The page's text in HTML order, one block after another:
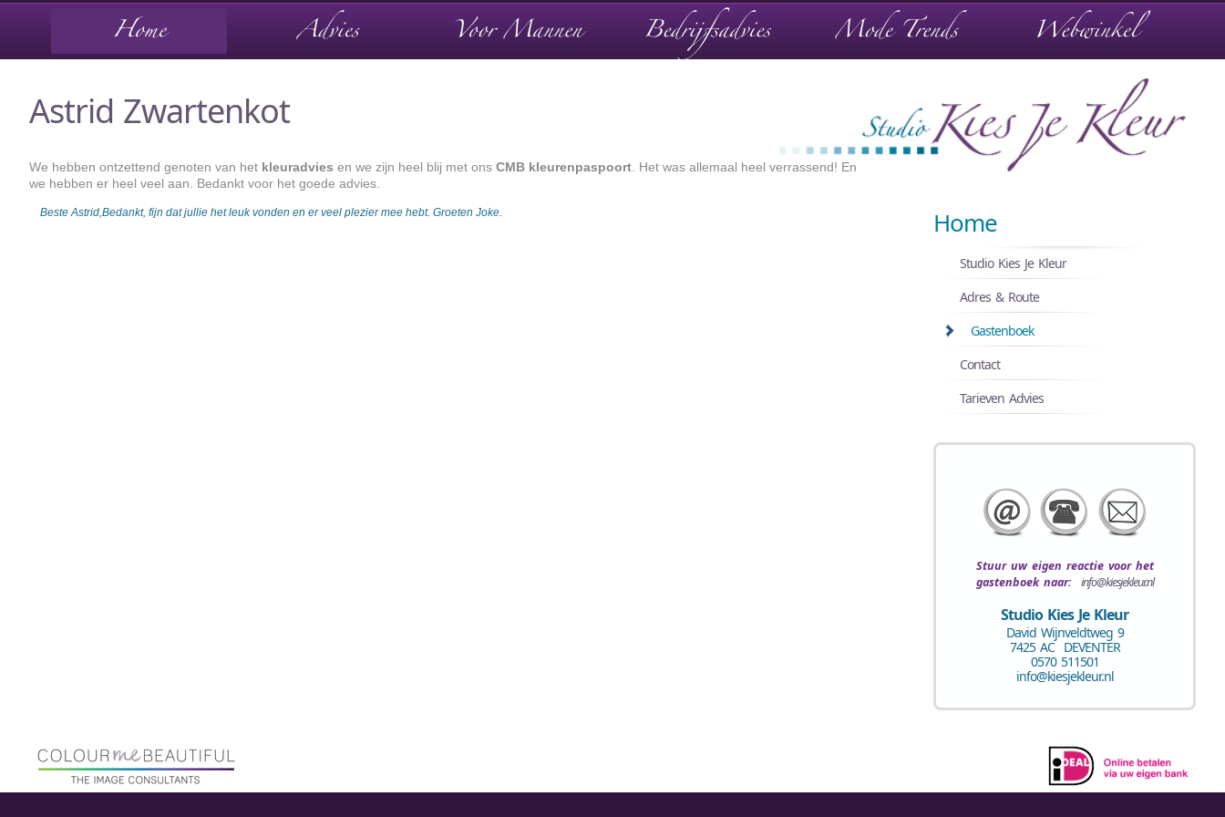
Astrid Zwartenkot
We hebben ontzettend genoten van het kleuradvies en we zijn heel blij met ons CMB kleurenpaspoort . Het was allemaal heel verrassend! En
we hebben er heel veel aan. Bedankt voor het goede advies.
Beste Astrid,Bedankt, fijn dat jullie het leuk vonden en er veel plezier mee hebt. Groeten Joke. Home
Studio Kies Je Kleur
Adres & Route
Gastenboek
Contact
Tarieven Advies
Stuur uw eigen reactie voor het
gastenboeknaar: info@kiesjekleur.nl
Studio Kies Je Kleur
David Wijnveldtweg 9
7425 AC DEVENTER
0570 511501
info@kiesjekleur.nl